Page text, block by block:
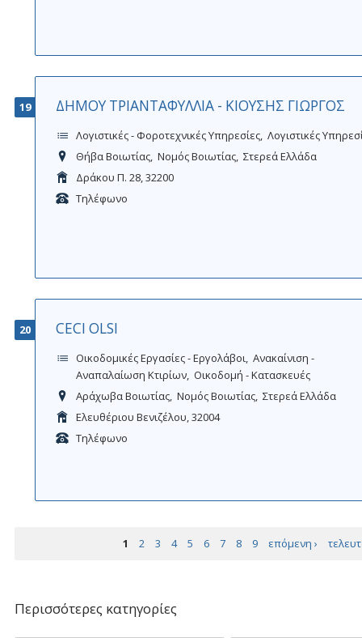
19 ΔΗΜΟΥ ΤΡΙΑΝΤΑΦΥΛΛΙΑ - ΚΙΟΥΣΗΣ ΓΙΩΡΓΟΣ
Λογιστικές - Φοροτεχνικές Υπηρεσίες Λογιστικές
Θήβα Βοιωτίας Νομός Βοιωτίας Στερεά Ελλάδα
Δράκου Π. 28, 32200
Τηλέφωνο
20 CECI OLSI
Οικοδομικές Εργασίες - Εργολάβοι
Ανακαίνιση -
Αναπαλαίωση Κτιρίων Οικοδομή - Κατασκευές
Αράχωβα Βοιωτίας Νομός Βοιωτίας Στερεά Ελλάδα
Ελευθέριου Βενιζέλου, 32004
Τηλέφωνο
1 2 3 4 5 6 7 8 9 επόμενη ›
Περισσότερες κατηγορίες